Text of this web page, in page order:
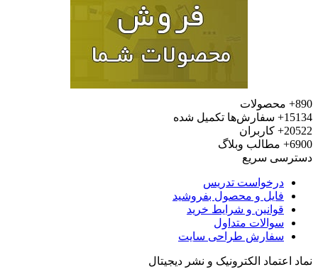
محصولات
سفارش‌ها تکمیل شده
کاربران
مطالب وبلاگ
سریع
درخواست تدریس
فایل و محصول بفروشید
قوانین و شرایط خرید
سوالات متداول
سفارش طراحی سایت
اعتماد الکترونیک و نشر دیجیتال